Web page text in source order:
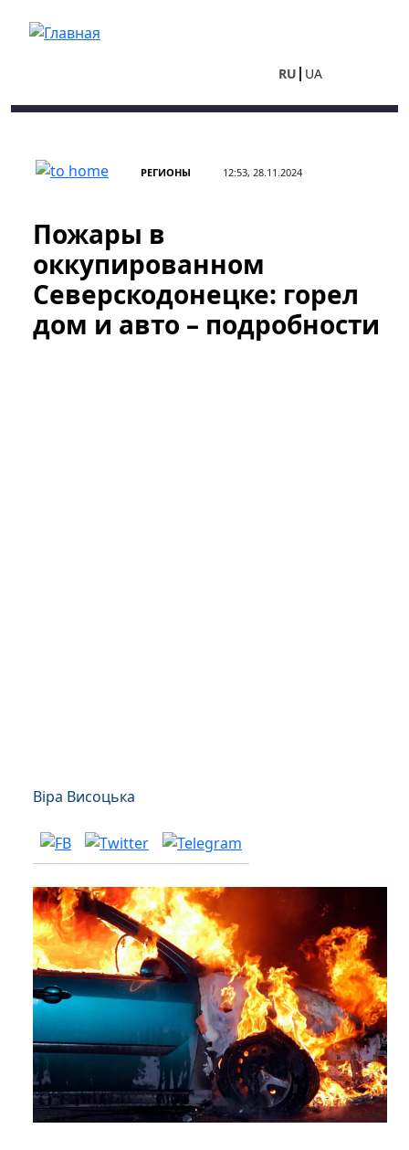
RU UA
РЕГИОНЫ 12:53, 28.11.2024
Пожары в
оккупированном
Северскодонецке: горел
дом и авто – подробности
Віра Висоцька